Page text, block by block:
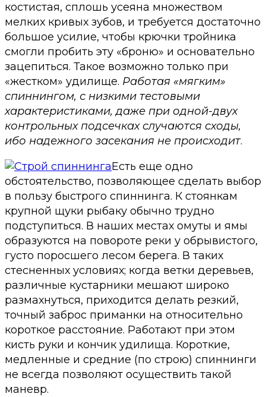
костистая, сплошь усеяна множеством
мелких кривых зубов, и требуется достаточно
большое усилие, чтобы крючки тройника
смогли пробить эту «броню» и основательно
зацепиться. Такое возможно только при
«жестком» удилище. Работая «мягким»
спиннингом, с низкими тестовыми
характеристиками, даже при одной-двух
контрольных подсечках случаются сходы,
ибо надежного засекания не происходит.
Есть еще одно
обстоятельство, позволяющее сделать выбор
в пользу быстрого спиннинга. К стоянкам
крупной щуки рыбаку обычно трудно
подступиться. В наших местах омуты и ямы
образуются на повороте реки у обрывистого,
густо поросшего лесом берега. В таких
стесненных условиях; когда ветки деревьев,
различные кустарники мешают широко
размахнуться, приходится делать резкий,
точный заброс приманки на относительно
короткое расстояние. Работают при этом
кисть руки и кончик удилища. Короткие,
медленные и средние (по строю) спиннинги
не всегда позволяют осуществить такой
маневр.